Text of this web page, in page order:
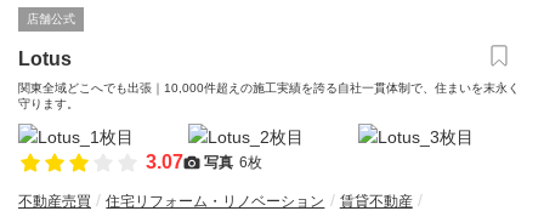
店舗公式
Lotus
関東全域どこへでも出張｜10,000件超えの施工実績を誇る自社一貫体制で、住まいを末永く
守ります。
3.07 写真 6枚
不動産売買 住宅リフォーム・リノベーション
賃貸不動産